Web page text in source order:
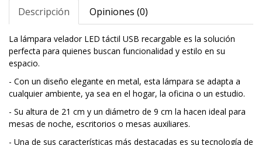
Descripción Opiniones (0)
La lámpara velador LED táctil USB recargable es la solución
perfecta para quienes buscan funcionalidad y estilo en su
espacio.
- Con un diseño elegante en metal, esta lámpara se adapta a
cualquier ambiente, ya sea en el hogar, la oficina o un estudio.
- Su altura de 21 cm y un diámetro de 9 cm la hacen ideal para
mesas de noche, escritorios o mesas auxiliares.
- Una de sus características más destacadas es su tecnología de